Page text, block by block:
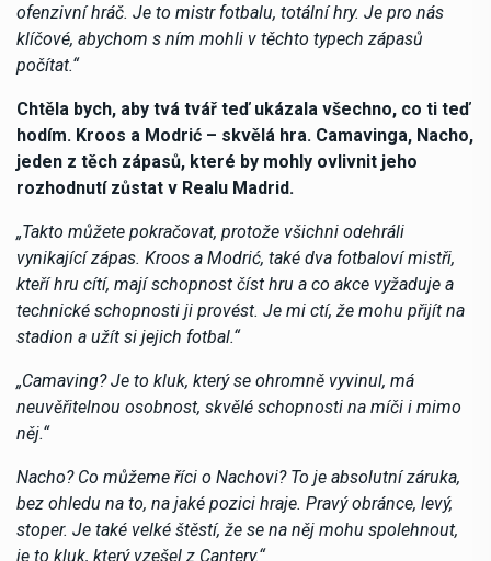
ofenzivní hráč. Je to mistr fotbalu, totální hry. Je pro nás
klíčové, abychom s ním mohli v těchto typech zápasů
počítat.“
Chtěla bych, aby tvá tvář teď ukázala všechno, co ti teď
hodím. Kroos a Modrić – skvělá hra. Camavinga, Nacho,
jeden z těch zápasů, které by mohly ovlivnit jeho
rozhodnutí zůstat v Realu Madrid.
„Takto můžete pokračovat, protože všichni odehráli
vynikající zápas. Kroos a Modrić, také dva fotbaloví mistři,
kteří hru cítí, mají schopnost číst hru a co akce vyžaduje a
technické schopnosti ji provést. Je mi ctí, že mohu přijít na
stadion a užít si jejich fotbal.“
„Camaving? Je to kluk, který se ohromně vyvinul, má
neuvěřitelnou osobnost, skvělé schopnosti na míči i mimo
něj.“
Nacho? Co můžeme říci o Nachovi? To je absolutní záruka,
bez ohledu na to, na jaké pozici hraje. Pravý obránce, levý,
stoper. Je také velké štěstí, že se na něj mohu spolehnout,
je to kluk, který vzešel z Cantery.“